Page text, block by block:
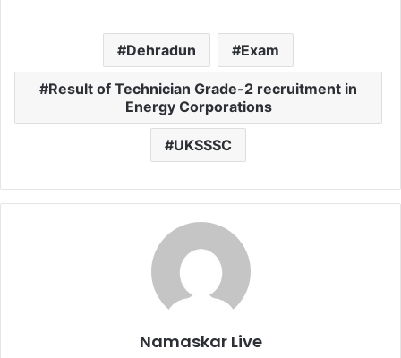
Dehradun Exam
Result of Technician Grade-2 recruitment in
Energy Corporations
UKSSSC
Namaskar Live